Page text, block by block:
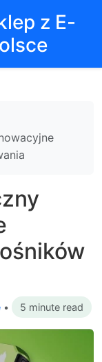
z E-
• 5 minute read